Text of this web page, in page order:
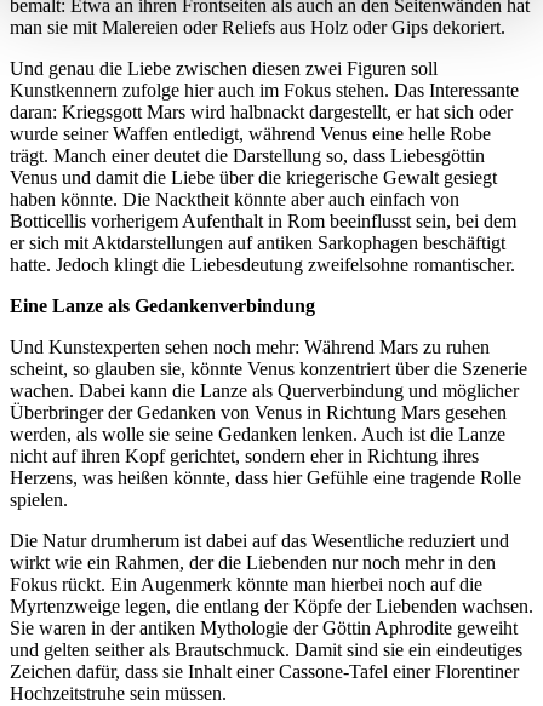
bemalt: Etwa an ihren Frontseiten als auch an den Seitenwänden hat
man sie mit Malereien oder Reliefs aus Holz oder Gips dekoriert.
Und genau die Liebe zwischen diesen zwei Figuren soll
Kunstkennern zufolge hier auch im Fokus stehen. Das Interessante
daran: Kriegsgott Mars wird halbnackt dargestellt, er hat sich oder
wurde seiner Waffen entledigt, während Venus eine helle Robe
trägt. Manch einer deutet die Darstellung so, dass Liebesgöttin
Venus und damit die Liebe über die kriegerische Gewalt gesiegt
haben könnte. Die Nacktheit könnte aber auch einfach von
Botticellis vorherigem Aufenthalt in Rom beeinflusst sein, bei dem
er sich mit Aktdarstellungen auf antiken Sarkophagen beschäftigt
hatte. Jedoch klingt die Liebesdeutung zweifelsohne romantischer.
Eine Lanze als Gedankenverbindung
Und Kunstexperten sehen noch mehr: Während Mars zu ruhen
scheint, so glauben sie, könnte Venus konzentriert über die Szenerie
wachen. Dabei kann die Lanze als Querverbindung und möglicher
Überbringer der Gedanken von Venus in Richtung Mars gesehen
werden, als wolle sie seine Gedanken lenken. Auch ist die Lanze
nicht auf ihren Kopf gerichtet, sondern eher in Richtung ihres
Herzens, was heißen könnte, dass hier Gefühle eine tragende Rolle
spielen.
Die Natur drumherum ist dabei auf das Wesentliche reduziert und
wirkt wie ein Rahmen, der die Liebenden nur noch mehr in den
Fokus rückt. Ein Augenmerk könnte man hierbei noch auf die
Myrtenzweige legen, die entlang der Köpfe der Liebenden wachsen.
Sie waren in der antiken Mythologie der Göttin Aphrodite geweiht
und gelten seither als Brautschmuck. Damit sind sie ein eindeutiges
Zeichen dafür, dass sie Inhalt einer Cassone-Tafel einer Florentiner
Hochzeitstruhe sein müssen.